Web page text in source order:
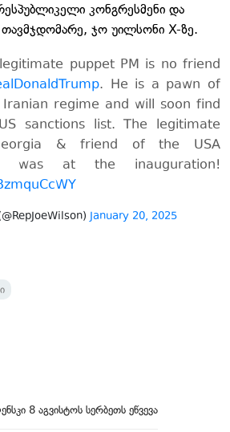
კონგრესმენი და
თავმჯდომარე, ჯო უილსონი X-ზე.
puppet PM is no friend
. He is a pawn of
regime and will soon find
sanctions list. The legitimate
& friend of the USA
was at the inauguration!
January 20, 2025
8 აგვისტოს სერბეთს ეწვევა